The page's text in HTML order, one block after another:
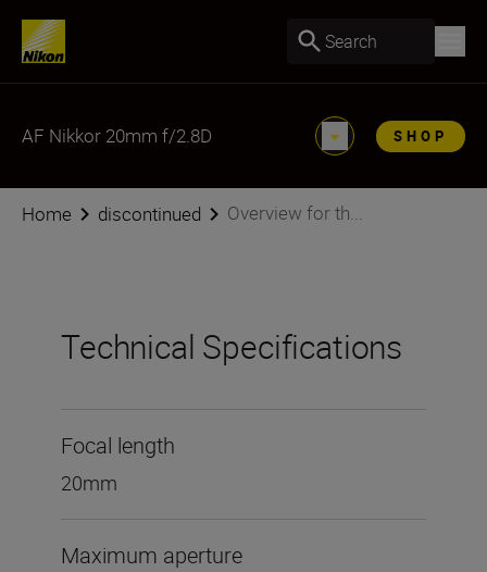
Search
AF Nikkor 20mm f/2.8D SHOP
Home discontinued Overview for th...
Technical Specifications
Focal length
20mm
Maximum aperture